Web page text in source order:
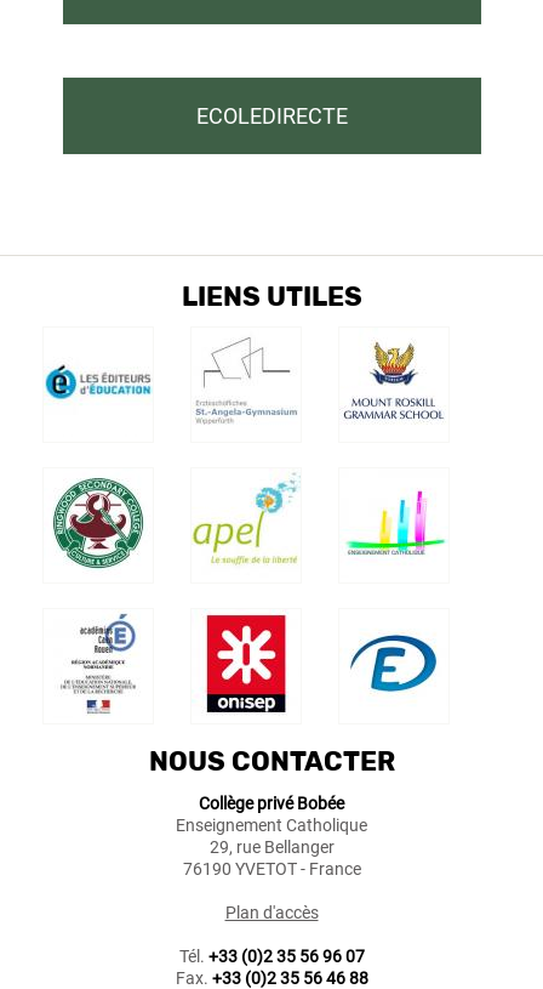
ECOLEDIRECTE
LIENS UTILES
NOUS CONTACTER
Collège privé Bobée
Enseignement Catholique
29, rue Bellanger
76190 YVETOT - France
Plan d'accès
Tél. +33 (0)2 35 56 96 07
Fax. +33 (0)2 35 56 46 88